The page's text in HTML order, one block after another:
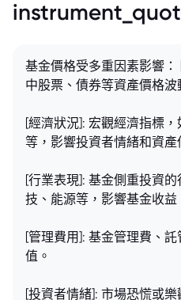
基金價格受多重因素影響
中股票、債券等資產價格波
[經濟狀況]: 宏觀經濟指標
等，影響投資者情緒和資產
[行業表現]: 基金側重投資
技、能源等，影響基金收益
[管理費用]: 基金管理費、
值。
[投資者情緒]: 市場恐慌或